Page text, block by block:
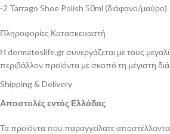
-2 Tarrago Shoe Polish 50ml (διάφανο/μαύρο)
Πληροφορίες Κατασκευαστή
Η dermatoslife.gr συνεργάζεται με τους
περιβάλλον προϊόντα με σκοπό τη μέγιστη
Shipping & Delivery
Αποστολές εντός Ελλάδας
Τα προϊόντα που παραγγείλατε